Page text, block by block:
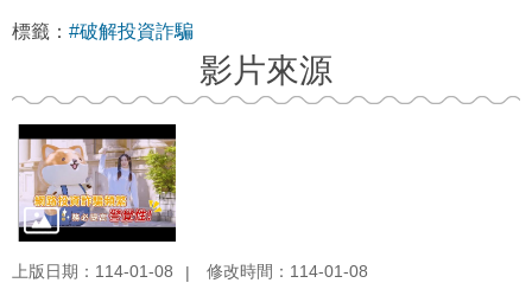
標籤： #破解投資詐騙
影片來源
上版日期：114-01-08 修改時間：114-01-08